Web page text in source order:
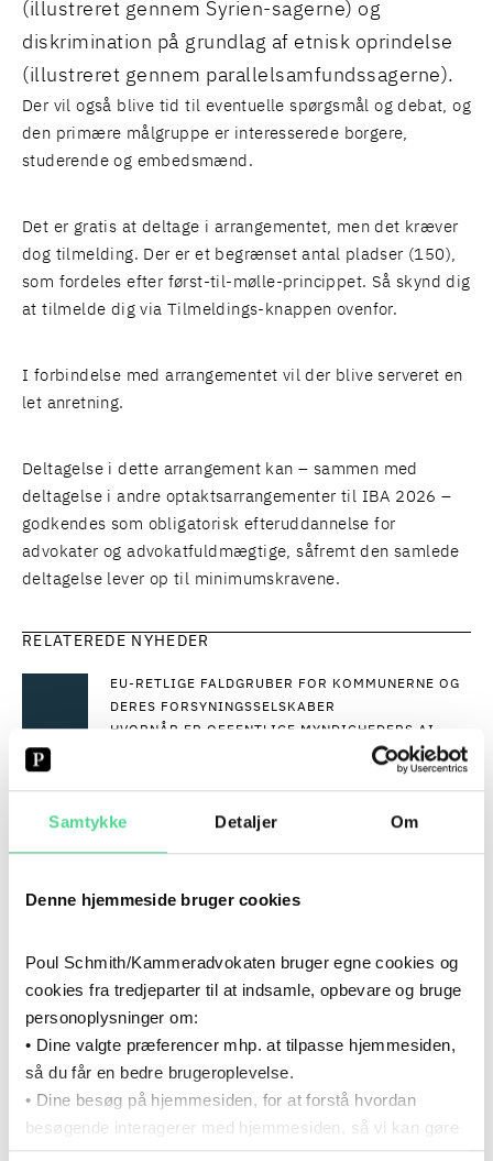
Samtykke Detaljer Om
Denne hjemmeside bruger cookies
Poul Schmith/Kammeradvokaten bruger egne cookies og
cookies fra tredjeparter til at indsamle, opbevare og bruge
personoplysninger om:
• Dine valgte præferencer mhp. at tilpasse hjemmesiden,
så du får en bedre brugeroplevelse.
• Dine besøg på hjemmesiden, for at forstå hvordan
besøgende interagerer med hjemmesiden, så vi kan gøre
(illustreret gennem Syrien-sagerne) og
diskrimination på grundlag af etnisk oprindelse
(illustreret gennem parallelsamfundssagerne).
Der vil også blive tid til eventuelle spørgsmål og debat, og
den primære målgruppe er interesserede borgere,
studerende og embedsmænd.
Det er gratis at deltage i arrangementet, men det kræver
dog tilmelding. Der er et begrænset antal pladser (150),
som fordeles efter først-til-mølle-princippet. Så skynd dig
at tilmelde dig via Tilmeldings-knappen ovenfor.
I forbindelse med arrangementet vil der blive serveret en
let anretning.
Deltagelse i dette arrangement kan – sammen med
deltagelse i andre optaktsarrangementer til IBA 2026 –
godkendes som obligatorisk efteruddannelse for
advokater og advokatfuldmægtige, såfremt den samlede
deltagelse lever op til minimumskravene.
RELATEREDE NYHEDER
EU-RETLIGE FALDGRUBER FOR KOMMUNERNE OG
DERES FORSYNINGSSELSKABER
HVORNÅR ER OFFENTLIGE MYNDIGHEDERS AI-
DOM OM REFUSION FOR UDGIFTER TIL
PROGRAM
Kl. 16.00-16.15: Ankomst, netværk og
snacks
KL. 16.15-16.25: Velkomst
v/ Paw Fruerlund og Rass Holdgaard, Partner,
Poul Schmith